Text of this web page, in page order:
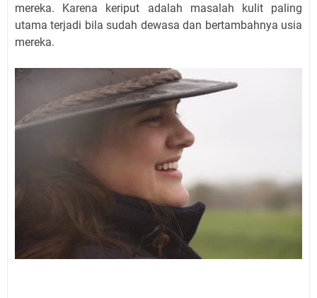
mereka. Karena keriput adalah masalah kulit paling
utama terjadi bila sudah dewasa dan bertambahnya usia
mereka.